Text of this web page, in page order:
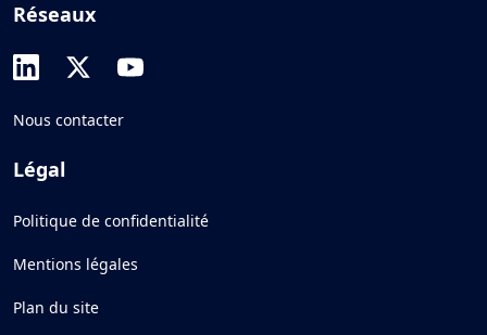
Réseaux
Nous contacter
Légal
Politique de confidentialité
Mentions légales
Plan du site